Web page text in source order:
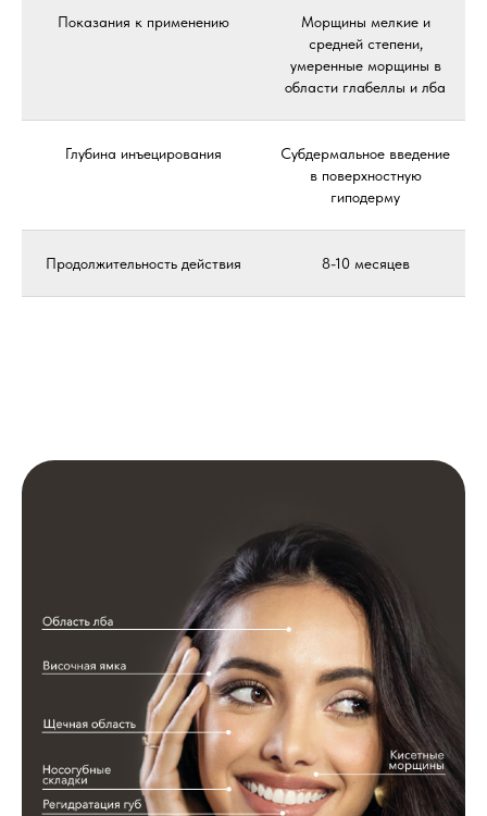
Показания к применению
Морщины мелкие и
средней степени,
умеренные морщины в
области глабеллы и лба
Глубина инъецирования
Субдермальное введение
в поверхностную
гиподерму
Продолжительность действия 8-10 месяцев